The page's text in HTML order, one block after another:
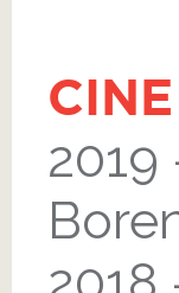
CINE
2019